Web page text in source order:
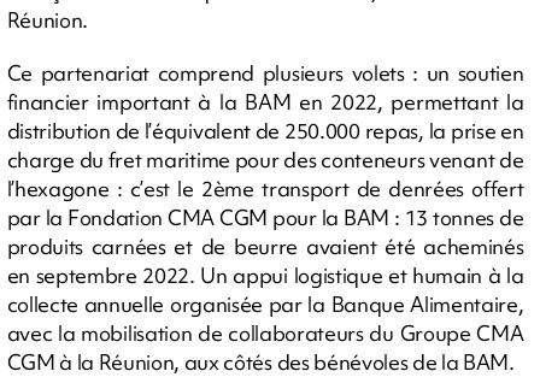
Réunion.
Ce partenariat comprend plusieurs volets : un soutien
financier important à la BAM en 2022, permettant la
distribution de l’équivalent de 250.000 repas, la prise en
charge du fret maritime pour des conteneurs venant de
l’hexagone : c’est le 2ème transport de denrées offert
par la Fondation CMA CGM pour la BAM : 13 tonnes de
produits carnées et de beurre avaient été acheminés
en septembre 2022. Un appui logistique et humain à la
collecte annuelle organisée par la Banque Alimentaire,
avec la mobilisation de collaborateurs du Groupe CMA
CGM à la Réunion, aux côtés des bénévoles de la BAM.